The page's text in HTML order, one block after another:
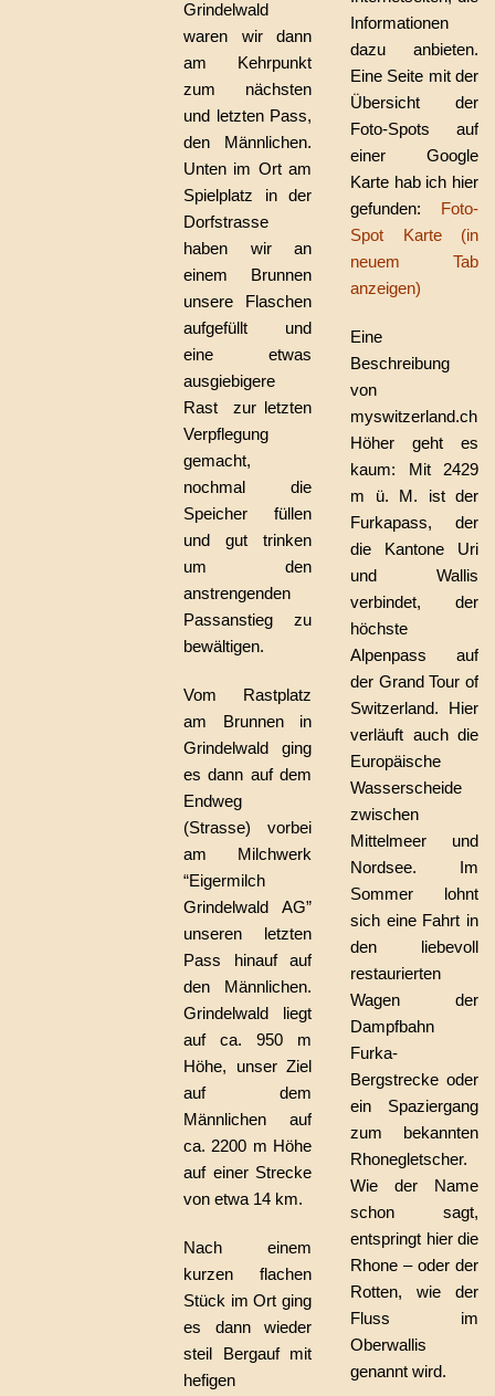
Grindelwald
waren wir dann
am Kehrpunkt
zum nächsten
und letzten Pass,
den Männlichen.
Unten im Ort am
Spielplatz in der
Dorfstrasse
haben wir an
einem Brunnen
unsere Flaschen
aufgefüllt und
eine etwas
ausgiebigere
Rast zur letzten
Verpflegung
gemacht,
nochmal die
Speicher füllen
und gut trinken
um den
anstrengenden
Passanstieg zu
bewältigen.
Vom Rastplatz
am Brunnen in
Grindelwald ging
es dann auf dem
Endweg
(Strasse) vorbei
am Milchwerk
“Eigermilch
Grindelwald AG”
unseren letzten
Pass hinauf auf
den Männlichen.
Grindelwald liegt
auf ca. 950 m
Höhe, unser Ziel
auf dem
Männlichen auf
ca. 2200 m Höhe
auf einer Strecke
von etwa 14 km.
Nach einem
kurzen flachen
Stück im Ort ging
es dann wieder
steil Bergauf mit
hefigen
Informationen
dazu anbieten.
Eine Seite mit der
Übersicht der
Foto-Spots auf
einer Google
Karte hab ich hier
gefunden: Foto-
Spot Karte (in
neuem Tab
anzeigen)
Eine
Beschreibung
von
myswitzerland.ch:
Höher geht es
kaum: Mit 2429
m ü. M. ist der
Furkapass, der
die Kantone Uri
und Wallis
verbindet, der
höchste
Alpenpass auf
der Grand Tour of
Switzerland. Hier
verläuft auch die
Europäische
Wasserscheide
zwischen
Mittelmeer und
Nordsee. Im
Sommer lohnt
sich eine Fahrt in
den liebevoll
restaurierten
Wagen der
Dampfbahn
Furka-
Bergstrecke oder
ein Spaziergang
zum bekannten
Rhonegletscher.
Wie der Name
schon sagt,
entspringt hier die
Rhone – oder der
Rotten, wie der
Fluss im
Oberwallis
genannt wird.